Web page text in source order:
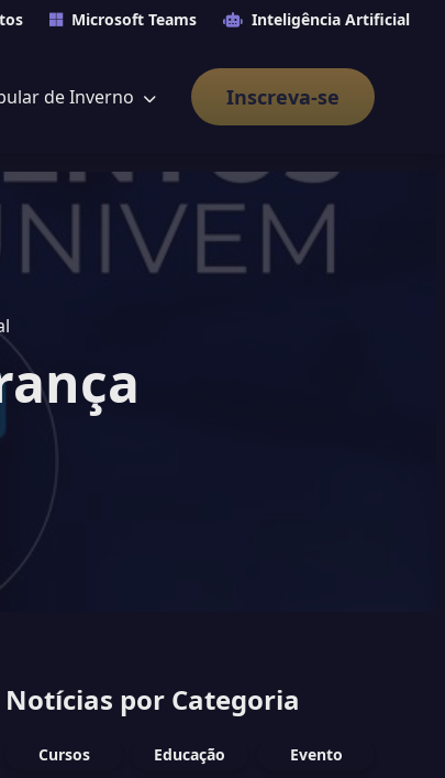
Microsoft Teams Inteligência Artificial
de Inverno Inscreva-se
Notícias por Categoria
Cursos Educação
Evento